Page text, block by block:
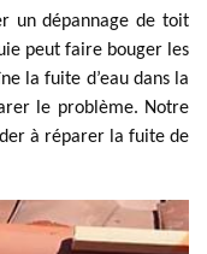
un dépannage de toit
peut faire bouger les
la fuite d’eau dans la
le problème. Notre
à réparer la fuite de